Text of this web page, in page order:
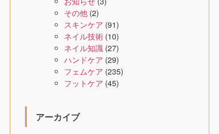
その他 (2)
スキンケア (91)
ネイル技術 (10)
ネイル知識 (27)
ハンドケア (29)
フェムケア (235)
フットケア (45)
アーカイブ